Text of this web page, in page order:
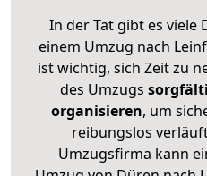
In der Tat gibt es viele
einem Umzug nach
ist wichtig, sich Zeit zu
des Umzugs
organisieren, um
reibungslos
Umzugsfirma kann